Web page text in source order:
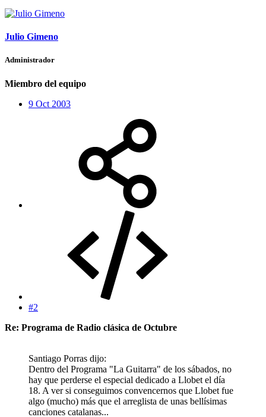
Julio Gimeno
Administrador
Miembro del equipo
9 Oct 2003
#2
Re: Programa de Radio clásica de Octubre
Santiago Porras dijo:
Dentro del Programa "La Guitarra" de los sábados, no
hay que perderse el especial dedicado a Llobet el día
18. A ver si conseguimos convencernos que Llobet fue
algo (mucho) más que el arreglista de unas bellísimas
canciones catalanas...